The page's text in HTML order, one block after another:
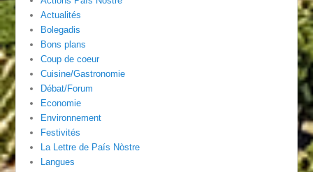
Actualités
Bolegadis
Bons plans
Coup de coeur
Cuisine/Gastronomie
Débat/Forum
Economie
Environnement
Festivités
La Lettre de País Nòstre
Langues